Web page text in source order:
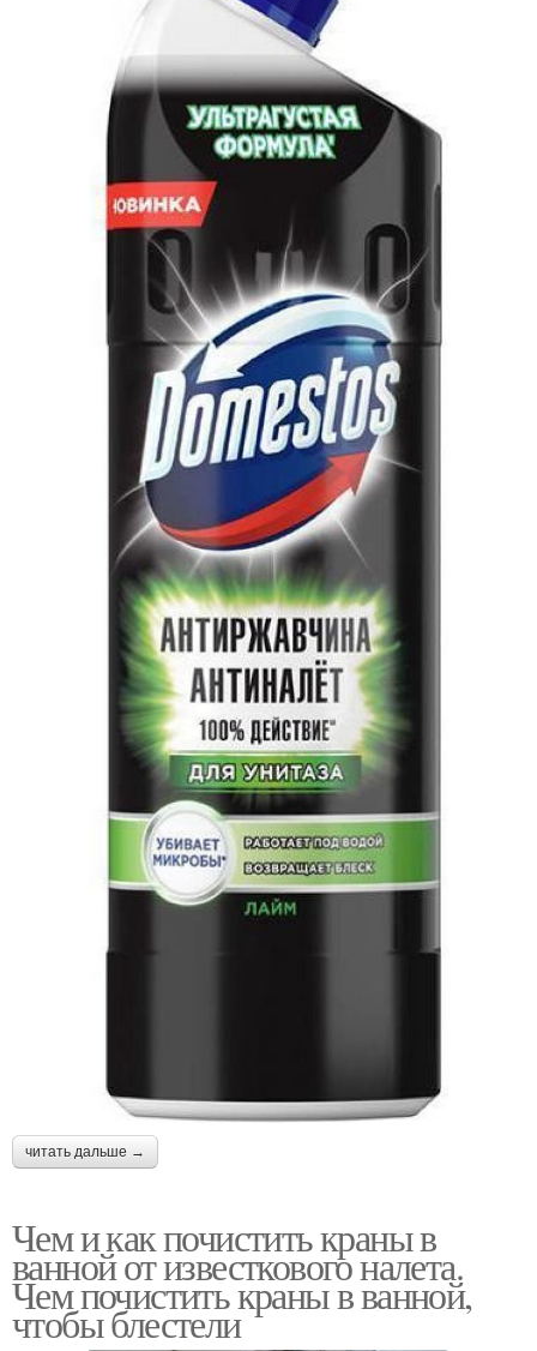
читать дальше →
Чем и как почистить краны в
ванной от известкового налета.
Чем почистить краны в ванной,
чтобы блестели